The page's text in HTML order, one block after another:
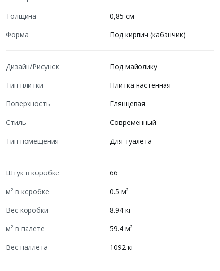
Толщина
0,85 см
Форма
Под кирпич (кабанчик)
Дизайн/Рисунок
Под майолику
Тип плитки
Плитка настенная
Поверхность
Глянцевая
Стиль
Современный
Тип помещения
Для туалета
Штук в коробке
66
м² в коробке
0.5 м²
Вес коробки
8.94 кг
м² в палете
59.4 м²
Вес паллета
1092 кг